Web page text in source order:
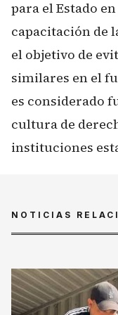
para el Estado
capacitación de
el objetivo de
similares en el
es considerado
cultura de
instituciones
NOTICIAS